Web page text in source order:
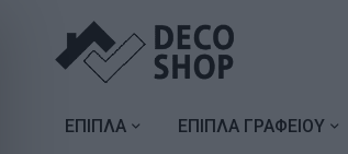
ΕΠΙΠΛΑ ΕΠΙΠΛΑ ΓΡΑΦΕΙΟΥ